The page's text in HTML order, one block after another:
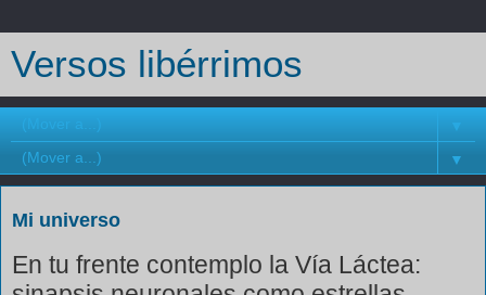
Versos libérrimos
▼
▼
Mi universo
En tu frente contemplo la Vía Láctea: